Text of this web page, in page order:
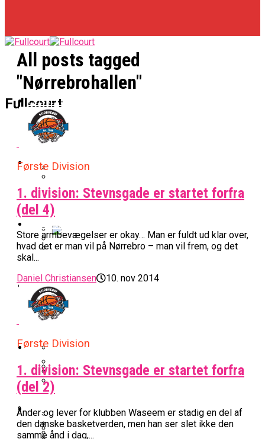
Fullcourt
Basketligaen
Officielt: Vejen Gafler Dansker Hos Rabbits
BK Vejen Opruster: Amerikansk Point
Guard På Plads
Nu Står Det Klart: Den Dag Starter
Basketligaen
Værløse-Komet Skifter Til Den Bedste
Officielt: Bakken Skal Spille Champions
League-Kvalifikation
NBA
Warriors Forlænger Med Succestræner
Miami Heat Smider Skandaleramt Spiller
Stjerne Akut Opereret: Misser Nøglekampe
All-Star Guard Nærmer Sig Comeback
Efter Uhyggelig Skade
EuroLeague
EuroLeague
I EuroLeague
Sølv Til Tobias Jensen: Bayern Er Tysk
Mester Efter To Missede Ulm-Matchbolde
Kvindebasketligaen
Karrieren I Schweiz
Efter ‘The Double’: Kvindebasketligaens
MVP Rykker Til Sverige
Podcast
Podcast: “Med Lars Og Torben Som
Video
All posts tagged
"Nørrebrohallen"
Første Division
1. division: Stevnsgade er startet forfra
(del 4)
Store armbevægelser er okay… Man er fuldt ud klar over,
hvad det er man vil på Nørrebro – man vil frem, og det
skal...
Daniel Christiansen
10. nov 2014
Første Division
1. division: Stevnsgade er startet forfra
(del 2)
Ånder og lever for klubben Waseem er stadig en del af
den danske basketverden, men han ser slet ikke den
samme ånd i dag,...